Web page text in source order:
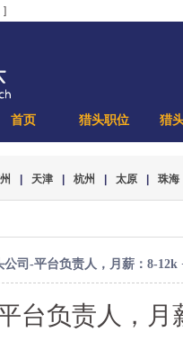
]
首页 猎头职位 猎
天津 杭州 太原 珠海
公司-平台负责人，月薪：8-12k
台负责人，月